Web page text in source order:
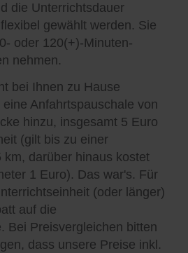
die Unterrichtsdauer
gewählt werden. Sie
oder 120(+)-Minuten-
nehmen.
bei Ihnen zu Hause
Anfahrtspauschale von
hinzu, insgesamt 5 Euro
(gilt bis zu einer
km, darüber hinaus kostet
1 Euro). Das war's. Für
(oder länger)
auf die
Bei Preisvergleichen bitten
dass unsere Preise inkl.